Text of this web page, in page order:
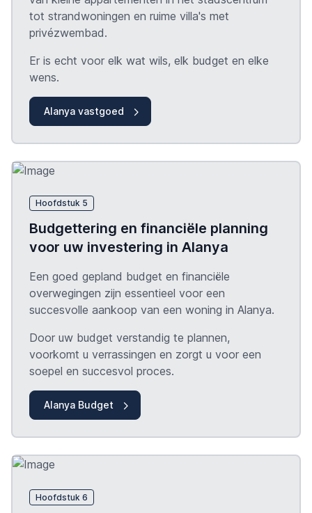
tot strandwoningen en ruime villa's met
privézwembad.
Er is echt voor elk wat wils, elk budget en elke
wens.
Alanya vastgoed
Hoofdstuk 5
Budgettering en financiële planning
voor uw investering in Alanya
Een goed gepland budget en financiële
overwegingen zijn essentieel voor een
succesvolle aankoop van een woning in Alanya.
Door uw budget verstandig te plannen,
voorkomt u verrassingen en zorgt u voor een
soepel en succesvol proces.
Alanya Budget
Hoofdstuk 6